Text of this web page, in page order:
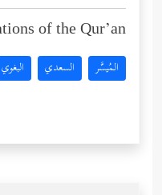
of the Qur’an:
المُيسَّر السعدي البغوي